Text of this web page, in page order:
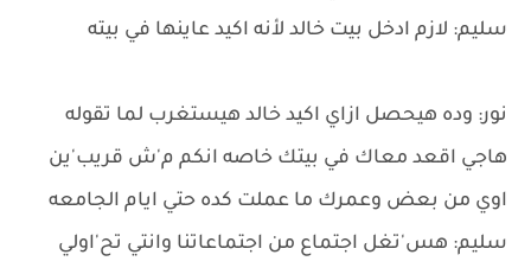
سليم: لازم ادخل بيت خالد لأنه اكيد عاينها في بيته
نور: وده هيحصل ازاي اكيد خالد هيستغرب لما تقوله
هاجي اقعد معاك في بيتك خاصه انكم م'ش قريب'ين
اوي من بعض وعمرك ما عملت كده حتي ايام الجامعه
سليم: هس'تغل اجتماع من اجتماعاتنا وانتي تح'اولي